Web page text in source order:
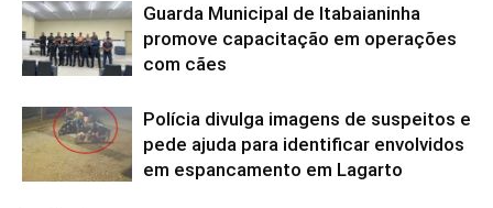
Guarda Municipal de Itabaianinha
promove capacitação em operações
com cães
Polícia divulga imagens de suspeitos e
pede ajuda para identificar envolvidos
em espancamento em Lagarto